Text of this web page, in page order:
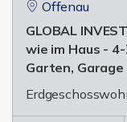
Offenau
GLOBAL
wie im Haus -
Garten,